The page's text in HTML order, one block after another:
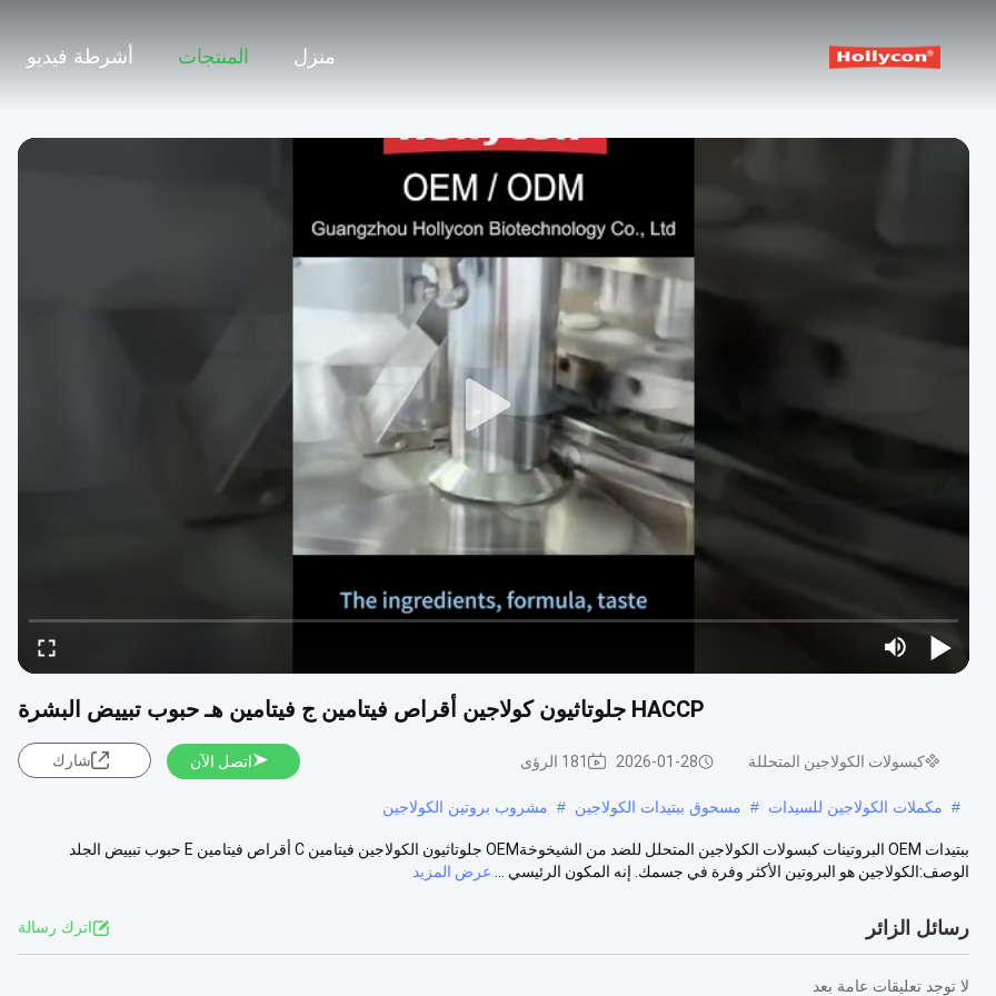
منزل المنتجات أشرطة فيديو
HACCP جلوتاثيون كولاجين أقراص فيتامين ج فيتامين هـ حبوب تبييض البشرة
كبسولات الكولاجين المتحللة 2026-01-28 181 الرؤى اتصل الآن شارك
# مكملات الكولاجين للسيدات # مسحوق ببتيدات الكولاجين # مشروب بروتين الكولاجين
ببتيدات OEM البروتينات كبسولات الكولاجين المتحلل للضد من الشيخوخةOEM جلوتاثيون الكولاجين فيتامين C أقراص فيتامين E حبوب تبييض الجلد
الوصف:الكولاجين هو البروتين الأكثر وفرة في جسمك. إنه المكون الرئيسي ...
عرض المزيد
رسائل الزائر اترك رسالة
لا توجد تعليقات عامة بعد